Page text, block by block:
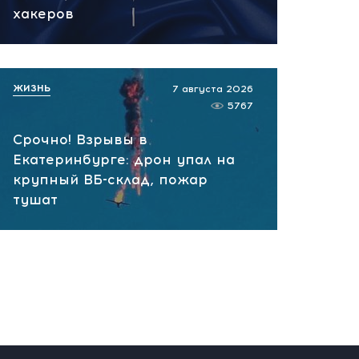
НАТО планирует и
России! Сенсационное
заявление хакеров
хакеров
Срочно! Взрывы в
Екатеринбурге: дрон упал на
крупный ВБ-склад, пожар
тушат
7 августа 2026
5767
ЖИЗНЬ